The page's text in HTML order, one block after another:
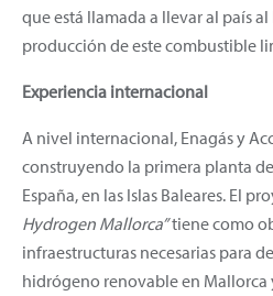
que está llamada a llevar al país
producción de este combustible
Experiencia internacional
A nivel internacional, Enagás y
construyendo la primera planta
España, en las Islas Baleares. El
Hydrogen Mallorca”tiene como
infraestructuras necesarias para
hidrógeno renovable en Mallorca